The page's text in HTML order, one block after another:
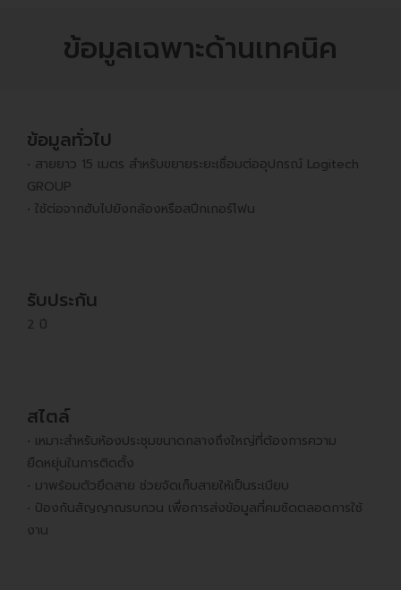
ข้อมูลเฉพาะด้านเทคนิค
ข้อมูลทั่วไป
• สายยาว 15 เมตร สำหรับขยายระยะเชื่อมต่ออุปกรณ์ Logitech
GROUP
• ใช้ต่อจากฮับไปยังกล้องหรือสปีกเกอร์โฟน
รับประกัน
2 ปี
สไตล์
• เหมาะสำหรับห้องประชุมขนาดกลางถึงใหญ่ที่ต้องการความ
ยืดหยุ่นในการติดตั้ง
• มาพร้อมตัวยึดสาย ช่วยจัดเก็บสายให้เป็นระเบียบ
• ป้องกันสัญญาณรบกวน เพื่อการส่งข้อมูลที่คมชัดตลอดการใช้
งาน